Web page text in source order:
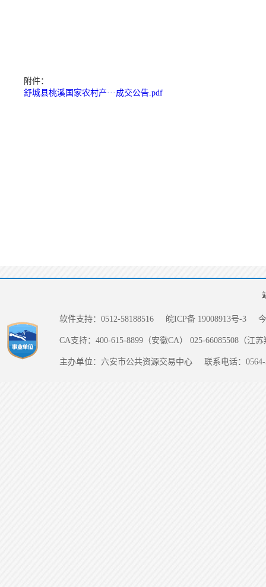
附件：
舒城县桃溪国家农村产···成交公告.pdf
软件支持：0512-58188516 皖ICP备 19008913号-3
CA支持：400-615-8899（安徽CA） 025-66085508（江
主办单位：六安市公共资源交易中心 联系电话：0564-